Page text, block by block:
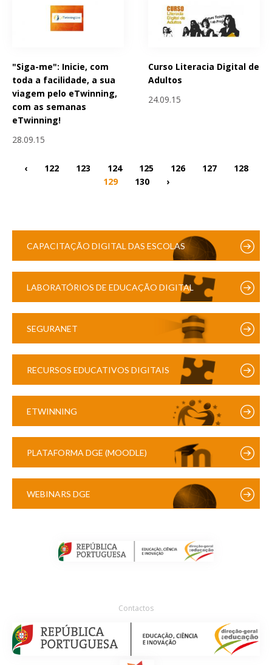
"Siga-me": Inicie, com
toda a facilidade, a sua
viagem pelo eTwinning,
com as semanas
eTwinning!
28.09.15
Curso Literacia Digital de
Adultos
24.09.15
‹ 122 123 124 125 126 127
128
129
130 ›
CAPACITAÇÃO DIGITAL DAS ESCOLAS
LABORATÓRIOS DE EDUCAÇÃO DIGITAL
SEGURANET
RECURSOS EDUCATIVOS DIGITAIS
ETWINNING
PLATAFORMA DGE (MOODLE)
WEBINARS DGE
Contactos